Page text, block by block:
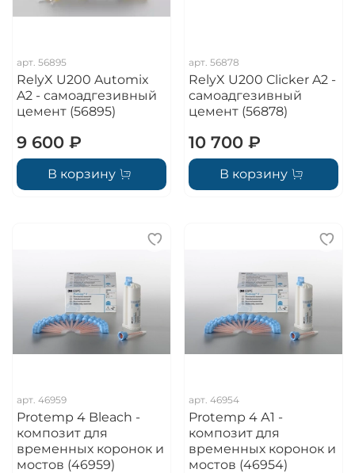
арт. 56895
RelyX U200 Automix
A2 - самоадгезивный
цемент (56895)
9 600 ₽
В корзину
арт. 56878
RelyX U200 Clicker A2 -
самоадгезивный
цемент (56878)
10 700 ₽
В корзину
арт. 46959
Protemp 4 Bleach -
композит для
временных коронок и
мостов (46959)
арт. 46954
Protemp 4 А1 -
композит для
временных коронок и
мостов (46954)